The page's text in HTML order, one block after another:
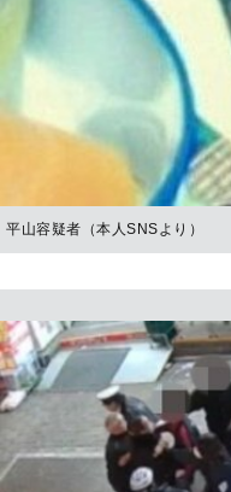
平山容疑者（本人SNSより）